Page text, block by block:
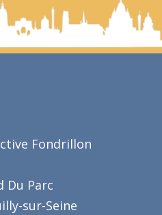
Fondrillon
Du Parc
sur-Seine